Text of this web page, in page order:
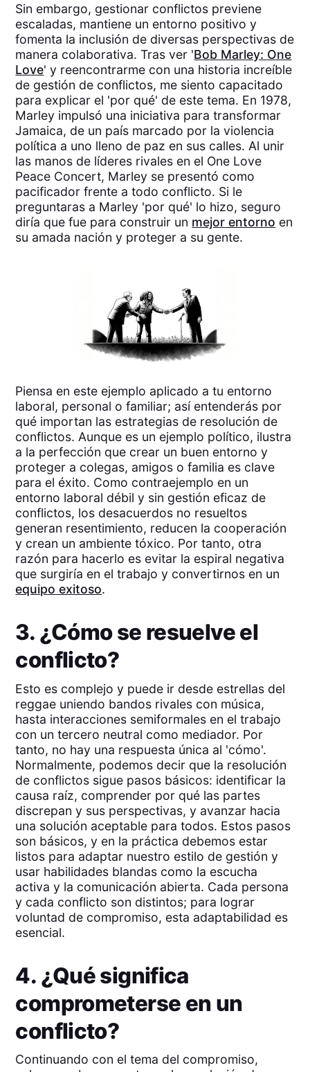
Sin embargo, gestionar conflictos previene
escaladas, mantiene un entorno positivo y
fomenta la inclusión de diversas perspectivas de
manera colaborativa. Tras ver 'Bob Marley: One
Love' y reencontrarme con una historia increíble
de gestión de conflictos, me siento capacitado
para explicar el 'por qué' de este tema. En 1978,
Marley impulsó una iniciativa para transformar
Jamaica, de un país marcado por la violencia
política a uno lleno de paz en sus calles. Al unir
las manos de líderes rivales en el One Love
Peace Concert, Marley se presentó como
pacificador frente a todo conflicto. Si le
preguntaras a Marley 'por qué' lo hizo, seguro
diría que fue para construir un mejor entorno en
su amada nación y proteger a su gente.
Piensa en este ejemplo aplicado a tu entorno
laboral, personal o familiar; así entenderás por
qué importan las estrategias de resolución de
conflictos. Aunque es un ejemplo político, ilustra
a la perfección que crear un buen entorno y
proteger a colegas, amigos o familia es clave
para el éxito. Como contraejemplo en un
entorno laboral débil y sin gestión eficaz de
conflictos, los desacuerdos no resueltos
generan resentimiento, reducen la cooperación
y crean un ambiente tóxico. Por tanto, otra
razón para hacerlo es evitar la espiral negativa
que surgiría en el trabajo y convertirnos en un
equipo exitoso.
3. ¿Cómo se resuelve el
conflicto?
Esto es complejo y puede ir desde estrellas del
reggae uniendo bandos rivales con música,
hasta interacciones semiformales en el trabajo
con un tercero neutral como mediador. Por
tanto, no hay una respuesta única al 'cómo'.
Normalmente, podemos decir que la resolución
de conflictos sigue pasos básicos: identificar la
causa raíz, comprender por qué las partes
discrepan y sus perspectivas, y avanzar hacia
una solución aceptable para todos. Estos pasos
son básicos, y en la práctica debemos estar
listos para adaptar nuestro estilo de gestión y
usar habilidades blandas como la escucha
activa y la comunicación abierta. Cada persona
y cada conflicto son distintos; para lograr
voluntad de compromiso, esta adaptabilidad es
esencial.
4. ¿Qué significa
comprometerse en un
conflicto?
Continuando con el tema del compromiso,